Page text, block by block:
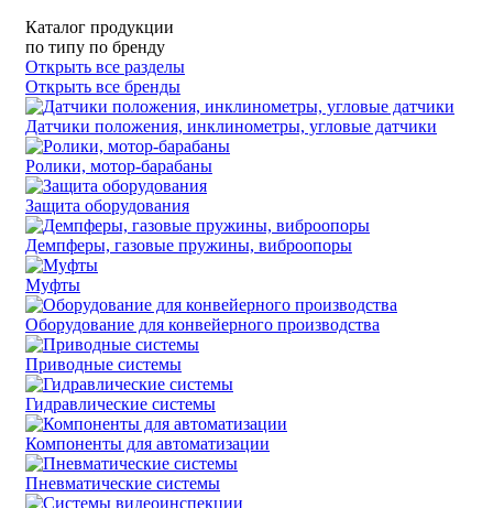
Каталог продукции
по типу по бренду
Открыть все разделы
Открыть все бренды
Датчики положения, инклинометры, угловые датчики
Ролики, мотор-барабаны
Защита оборудования
Демпферы, газовые пружины, виброопоры
Муфты
Оборудование для конвейерного производства
Приводные системы
Гидравлические системы
Компоненты для автоматизации
Пневматические системы